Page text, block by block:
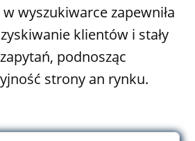
wyszukiwarce zapewniła
klientów i stały
podnosząc
strony an rynku.